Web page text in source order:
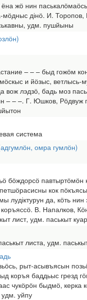
жӧ нин
мӧдныс дінӧ. И.
удм. пушйыны
– – – быд гожӧм
и йӧзыс, ветлысь-
вож лэдзӧ, бадь моз
– – –. Г. Юшков, Рӧдвуж
система
омра гумлӧн)
бӧждорсӧ павтыртӧмӧн
кок
лудіктурун да, кӧть нин
В. Напалков,
лист, удм. паськыт куар
листа, удм.
рыт-асывъясын
коръя баддьыс грезд
чукӧрӧн быдмӧ, керка
уйпу